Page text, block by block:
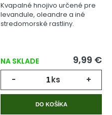
Kvapalné hnojivo určené pre
levandule, oleandre a iné
stredomorské rastliny.
NA SKLADE 9,99 €
- ks +
DO KOŠÍKA